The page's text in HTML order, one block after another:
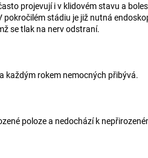
projevují i v klidovém stavu a
stádiu je již nutná
se tlak na nerv odstraní.
každým rokem nemocných přibývá.
poloze a nedochází k